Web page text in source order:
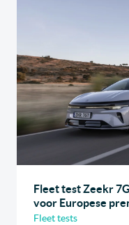
Fleet test Zeekr
voor Europese
Fleet tests